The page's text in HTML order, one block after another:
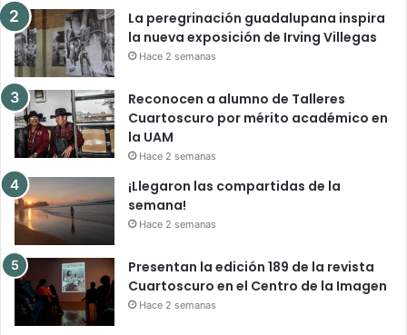
La peregrinación guadalupana inspira
la nueva exposición de Irving Villegas
Hace 2 semanas
Reconocen a alumno de Talleres
Cuartoscuro por mérito académico en
la UAM
Hace 2 semanas
¡Llegaron las compartidas de la
semana!
Hace 2 semanas
Presentan la edición 189 de la revista
Cuartoscuro en el Centro de la Imagen
Hace 2 semanas